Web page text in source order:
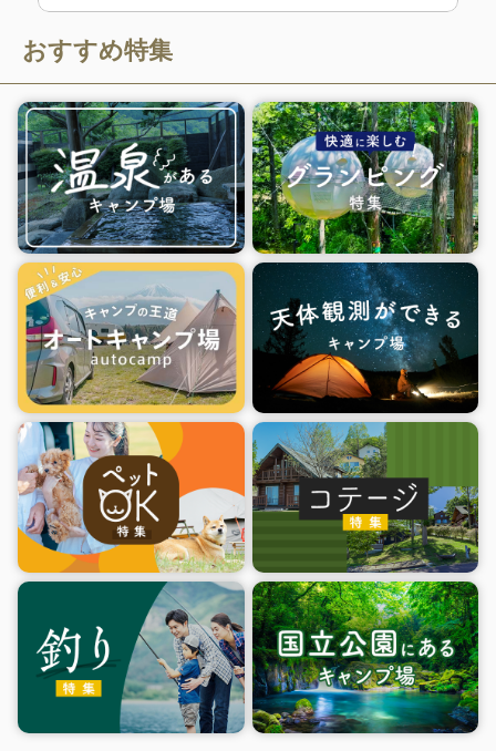
房器具完備で暑い夏は涼しく冬は暖かくお部
屋で快適に過ごして頂けます。長崎県壱岐島
に所在する島唯一のグランピング施設。夏は
ダイビングやマリンスポーツ冬はテントサウ
ナや焚き火、BBQを楽しんで。
おすすめ特集